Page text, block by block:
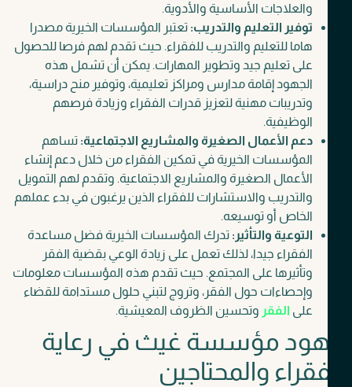
والعلاجات الأساسية والأدوية.
توفير التعليم والتدريب:تعتبر المؤسسات الخيرية مصدرا
هاما للتعليم والتدريب للفقراء. حيث تقدم لهم فرصا للحصول
على تعليم جيد وتطوير المهارات. يمكن أن تشمل هذه
الجهود إقامة مدارس ومراكز تعليمية، وتوفير منح دراسية،
وتدريبات مهنية لتعزيز قدرات الفقراء وزيادة فرصهم
الوظيفية.
دعم الأعمال الصغيرة والمشاريع الاجتماعية:تساهم
المؤسسات الخيرية في تمكين الفقراء من خلال دعم إنشاء
الأعمال الصغيرة والمشاريع الاجتماعية. وتقدم لهم التمويل
والتدريب والاستشارات للفقراء الذين يرغبون في بدء عملهم
الخاص أو توسيعه.
التوعية والتأثير:تدرك المؤسسات الخيرية فضل مساعدة
الفقراء جيدا، لذلك تعمل على زيادة الوعي بقضية الفقر
وتأثيرها على المجتمع. حيث تقدم هذه المؤسسات معلومات
وإحصاءات حول الفقر، وتروج لتبني حلول مستدامة للقضاء
الفقروتحسين الظروف المعيشية.
مؤسسة غيث في رعاية
والمحتاجين